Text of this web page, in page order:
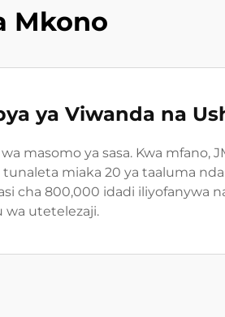
Mkono
ya Viwanda na
masomo ya sasa. Kwa mfano,
miaka 20 ya taaluma
cha 800,000 idadi iliyofanywa
wa utetelezaji.